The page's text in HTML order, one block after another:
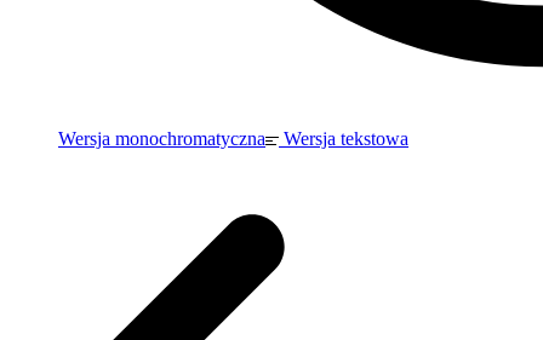
Wersja monochromatyczna Wersja tekstowa